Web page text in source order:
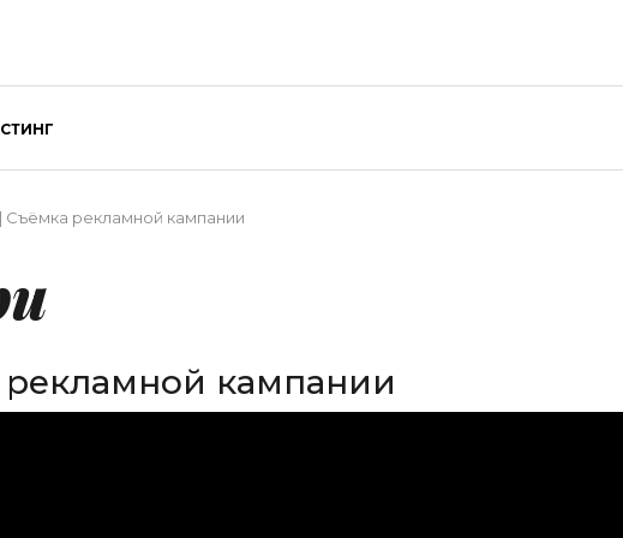
Съёмка рекламной кампании
рекламной кампании